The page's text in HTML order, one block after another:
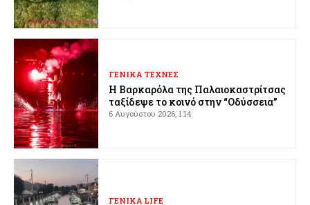
ΓΕΝΙΚΑ ΤΕΧΝΕΣ
Η Βαρκαρόλα της Παλαιοκαστρίτσας
ταξίδεψε το κοινό στην “Οδύσσεια”
6 Αυγούστου 2026, 1:14
ΓΕΝΙΚΑ LIFE